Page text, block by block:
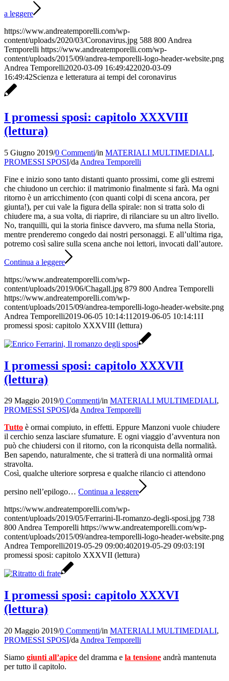
a leggere
https://www.andreatemporelli.com/wp-
content/uploads/2020/03/Coronavirus.jpg 588 800 Andrea
Temporelli https://www.andreatemporelli.com/wp-
content/uploads/2015/09/andrea-temporelli-logo-header-website.png
Andrea Temporelli2020-03-09 16:49:422020-03-09
16:49:42Scienza e letteratura ai tempi del coronavirus
I promessi sposi: capitolo XXXVIII
(lettura)
5 Giugno 2019/0 Commenti/in MATERIALI MULTIMEDIALI,
PROMESSI SPOSI/da Andrea Temporelli
Fine e inizio sono tanto distanti quanto prossimi, come gli estremi
che chiudono un cerchio: il matrimonio finalmente si farà. Ma ogni
ritorno è un arricchimento (con quanti colpi di scena ancora, per
giunta!), per cui vale la figura della spirale: non si tratta solo di
chiudere ma, a sua volta, di riaprire, di rilanciare su un altro livello.
No, tranquilli, qui la storia finisce davvero, ma sfuma nella Storia,
mentre prenderemo congedo dai nostri personaggi. E all’ultima riga,
potremo così salire sulla scena anche noi lettori, invocati dall’autore.
Continua a leggere
https://www.andreatemporelli.com/wp-
content/uploads/2019/06/Chagall.jpg 879 800 Andrea Temporelli
https://www.andreatemporelli.com/wp-
content/uploads/2015/09/andrea-temporelli-logo-header-website.png
Andrea Temporelli2019-06-05 10:14:11 2019-06-05 10:14:11I
promessi sposi: capitolo XXXVIII (lettura)
I promessi sposi: capitolo XXXVII
(lettura)
29 Maggio 2019/0 Commenti/in MATERIALI MULTIMEDIALI,
PROMESSI SPOSI/daAndrea Temporelli
Tutto è ormai compiuto, in effetti. Eppure Manzoni vuole chiudere
il cerchio senza lasciare sfumature. E ogni viaggio d’avventura non
può che chiudersi con il ritorno, con la riconquista della normalità.
Ben sapendo, naturalmente, che si tratterà di una normalità ormai
stravolta.
Così, qualche ulteriore sorpresa e qualche rilancio ci attendono
persino nell’epilogo… Continua a leggere
https://www.andreatemporelli.com/wp-
content/uploads/2019/05/Ferrarini-Il-romanzo-degli-sposi.jpg 738
800Andrea Temporelli https://www.andreatemporelli.com/wp-
content/uploads/2015/09/andrea-temporelli-logo-header-website.png
Andrea Temporelli2019-05-29 09:00:402019-05-29 09:03:19I
promessi sposi: capitolo XXXVII (lettura)
I promessi sposi: capitolo XXXVI
(lettura)
20 Maggio 2019/0 Commenti/in MATERIALI MULTIMEDIALI,
PROMESSI SPOSI/da Andrea Temporelli
Siamo giunti all’apice del dramma e la tensione andrà mantenuta
per tutto il capitolo.